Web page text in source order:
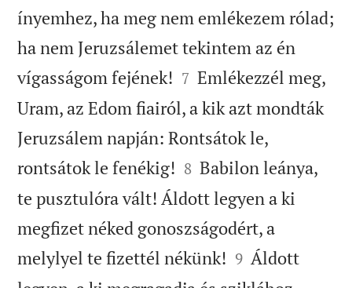
ínyemhez, ha meg nem emlékezem rólad;
ha nem Jeruzsálemet tekintem az én
vígasságom fejének! 

7 Emlékezzél meg,
Uram, az Edom fiairól, a kik azt mondták
Jeruzsálem napján: Rontsátok le,
rontsátok le fenékig! 

8 Babilon leánya,
te pusztulóra vált! Áldott legyen a ki
megfizet néked gonoszságodért, a
melylyel te fizettél nékünk! 

9 Áldott